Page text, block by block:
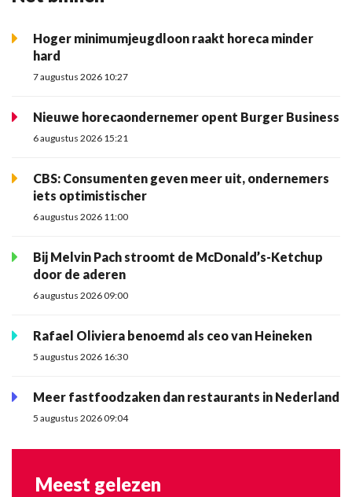
Hoger minimumjeugdloon raakt horeca minder
hard
7 augustus 2026 10:27
Nieuwe horecaondernemer opent Burger Business
6 augustus 2026 15:21
CBS: Consumenten geven meer uit, ondernemers
iets optimistischer
6 augustus 2026 11:00
Bij Melvin Pach stroomt de McDonald’s-Ketchup
door de aderen
6 augustus 2026 09:00
Rafael Oliviera benoemd als ceo van Heineken
5 augustus 2026 16:30
Meer fastfoodzaken dan restaurants in Nederland
5 augustus 2026 09:04
Meest gelezen